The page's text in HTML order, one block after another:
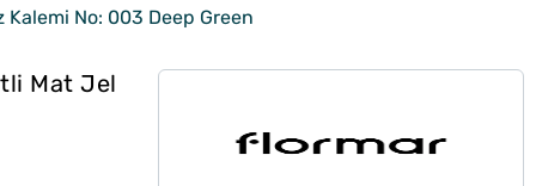
No: 003 Deep Green
Mat Jel